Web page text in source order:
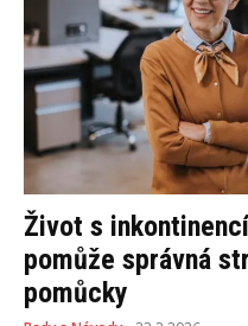
Život s
pomůže správná
pomůcky